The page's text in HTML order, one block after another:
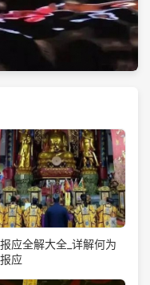
应全解大全_详解何为
应